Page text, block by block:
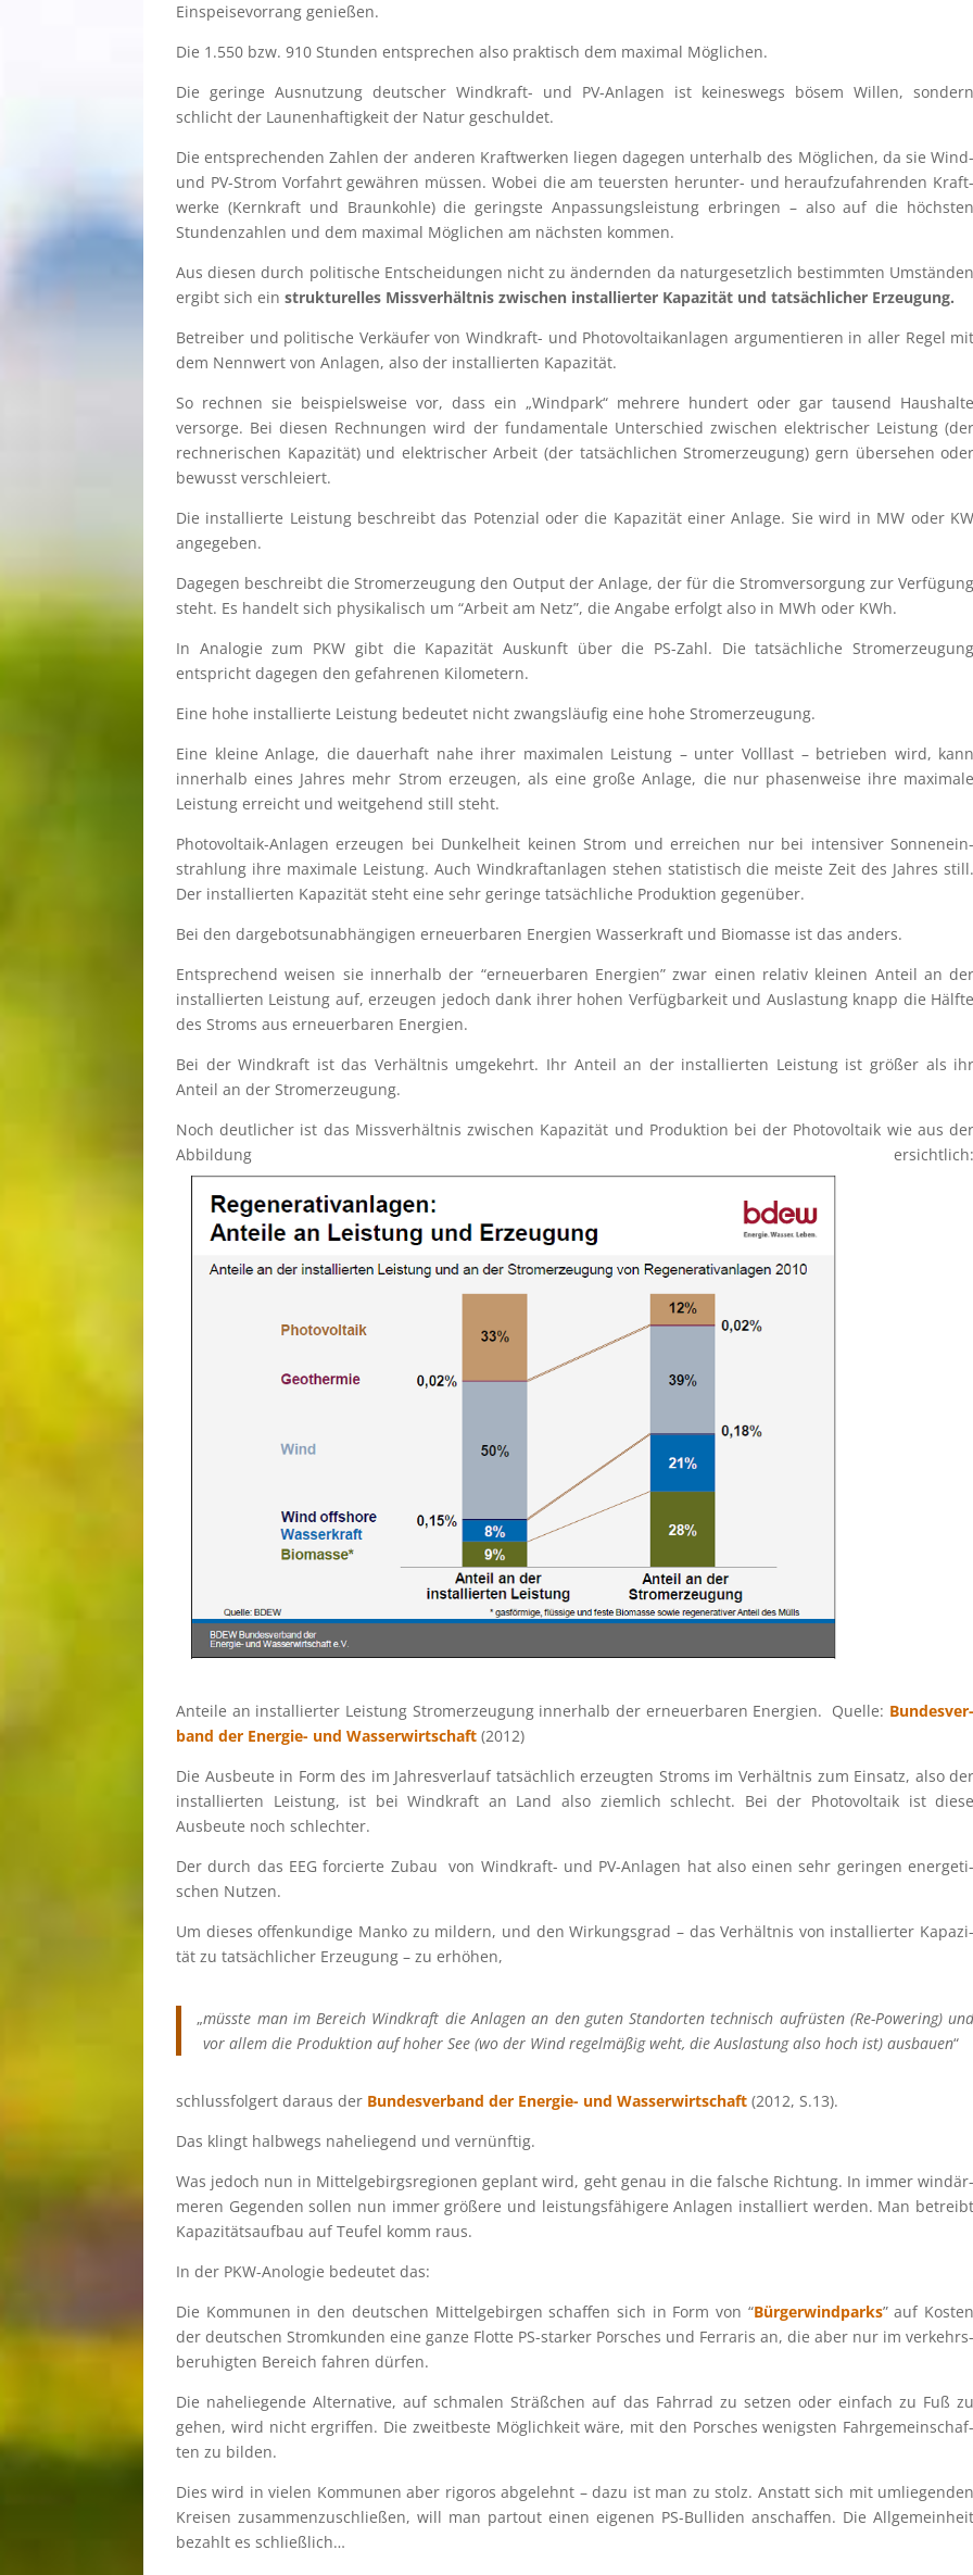
Einspei­se­vor­rang genießen.
Die 1.550 bzw. 910 Stunden entspre­chen also praktisch dem maximal Möglichen.
Die geringe Ausnut­zung deutscher Windkraft- und PV-Anlagen ist keines­wegs bösem Willen,
schlicht der Launen­haf­tig­keit der Natur geschuldet.
Die entspre­chen­den Zahlen der anderen Kraft­wer­ken liegen dagegen unter­halb des Mögli­chen, da sie
und PV-Strom Vorfahrt gewäh­ren müssen. Wobei die am teuers­ten herun­ter- und herauf­zu­fah­ren­den
werke (Kernkraft und Braun­kohle) die geringste Anpas­sungs­leis­tung erbrin­gen – also auf die
Stunden­zah­len und dem maximal Mögli­chen am nächs­ten kommen.
Aus diesen durch politi­sche Entschei­dun­gen nicht zu ändern­den da natur­ge­setz­lich bestimm­ten
ergibt sich ein struk­tu­rel­les Missver­hält­nis zwischen instal­lier­ter Kapazi­tät und tatsäch­li­cher Erzeugung.
Betrei­ber und politi­sche Verkäu­fer von Windkraft- und Photo­vol­ta­ik­an­la­gen argumen­tie­ren in aller Regel
dem Nennwert von Anlagen, also der instal­lier­ten Kapazität.
So rechnen sie beispiels­weise vor, dass ein „Windpark“ mehrere hundert oder gar tausend
versorge. Bei diesen Rechnun­gen wird der funda­men­tale Unter­schied zwischen elektri­scher Leistung
rechne­ri­schen Kapazi­tät) und elektri­scher Arbeit (der tatsäch­li­chen Strom­erzeu­gung) gern überse­hen
bewusst verschleiert.
Die instal­lierte Leistung beschreibt das Poten­zial oder die Kapazi­tät einer Anlage. Sie wird in MW oder
angegeben.
Dagegen beschreibt die Strom­erzeu­gung den Output der Anlage, der für die Strom­ver­sor­gung zur
steht. Es handelt sich physi­ka­lisch um “Arbeit am Netz”, die Angabe erfolgt also in MWh oder KWh.
In Analo­gie zum PKW gibt die Kapazi­tät Auskunft über die PS-Zahl. Die tatsäch­li­che
entspricht dagegen den gefah­re­nen Kilometern.
Eine hohe instal­lierte Leistung bedeu­tet nicht zwangs­läu­fig eine hohe Stromerzeugung.
Eine kleine Anlage, die dauer­haft nahe ihrer maxima­len Leistung – unter Volllast – betrie­ben wird,
inner­halb eines Jahres mehr Strom erzeu­gen, als eine große Anlage, die nur phasen­weise ihre
Leistung erreicht und weitge­hend still steht.
Photo­vol­taik-Anlagen erzeu­gen bei Dunkel­heit keinen Strom und errei­chen nur bei inten­si­ver
strah­lung ihre maximale Leistung. Auch Windkraft­an­la­gen stehen statis­tisch die meiste Zeit des Jahres
Der instal­lier­ten Kapazi­tät steht eine sehr geringe tatsäch­li­che Produk­tion gegenüber.
Bei den darge­bots­un­ab­hän­gi­gen erneu­er­ba­ren Energien Wasser­kraft und Biomasse ist das anders.
Entspre­chend weisen sie inner­halb der “erneu­er­ba­ren Energien” zwar einen relativ kleinen Anteil an
instal­lier­ten Leistung auf, erzeu­gen jedoch dank ihrer hohen Verfüg­bar­keit und Auslas­tung knapp die
des Stroms aus erneu­er­ba­ren Energien.
Bei der Windkraft ist das Verhält­nis umgekehrt. Ihr Anteil an der instal­lier­ten Leistung ist größer als
Anteil an der Stromerzeugung.
Noch deutli­cher ist das Missver­hält­nis zwischen Kapazi­tät und Produk­tion bei der Photo­vol­taik wie aus
Abbil­dung
Anteile an instal­lier­ter Leistung Strom­erzeu­gung inner­halb der erneu­er­ba­ren Energien. Quelle:
band der Energie- und Wasser­wirt­schaft (2012)
Die Ausbeute in Form des im Jahres­ver­lauf tatsäch­lich erzeug­ten Stroms im Verhält­nis zum Einsatz, also
instal­lier­ten Leistung, ist bei Windkraft an Land also ziemlich schlecht. Bei der Photo­vol­taik ist
Ausbeute noch schlechter.
Der durch das EEG forcierte Zubau von Windkraft- und PV-Anlagen hat also einen sehr gerin­gen
schen Nutzen.
Um dieses offen­kun­dige Manko zu mildern, und den Wirkungs­grad – das Verhält­nis von instal­lier­ter
tät zu tatsäch­li­cher Erzeu­gung – zu erhöhen,
„müsste man im Bereich Windkraft die Anlagen an den guten Stand­or­ten technisch aufrüs­ten (Re-Powering)
vor allem die Produk­tion auf hoher See (wo der Wind regel­mä­ßig weht, die Auslas­tung also hoch ist) ausbauen“
schluss­fol­gert daraus der Bundes­ver­band der Energie- und Wasser­wirt­schaft (2012, S.13).
Das klingt halbwegs nahelie­gend und vernünftig.
Was jedoch nun in Mittel­ge­birgs­re­gio­nen geplant wird, geht genau in die falsche Richtung. In immer
me­ren Gegen­den sollen nun immer größere und leistungs­fä­hi­gere Anlagen instal­liert werden. Man
Kapazi­täts­auf­bau auf Teufel komm raus.
In der PKW-Anolo­gie bedeu­tet das:
Die Kommu­nen in den deutschen Mittel­ge­bir­gen schaf­fen sich in Form von “Bürger­wind­parks” auf
der deutschen Strom­kun­den eine ganze Flotte PS-starker Porsches und Ferra­ris an, die aber nur im
be­ru­hig­ten Bereich fahren dürfen.
Die nahelie­gende Alter­na­tive, auf schma­len Sträß­chen auf das Fahrrad zu setzen oder einfach zu Fuß
gehen, wird nicht ergrif­fen. Die zweit­beste Möglich­keit wäre, mit den Porsches wenigs­ten
ten zu bilden.
Dies wird in vielen Kommu­nen aber rigoros abgelehnt – dazu ist man zu stolz. Anstatt sich mit
Kreisen zusam­men­zu­schlie­ßen, will man partout einen eigenen PS-Bulli­den anschaf­fen. Die
bezahlt es schließlich…